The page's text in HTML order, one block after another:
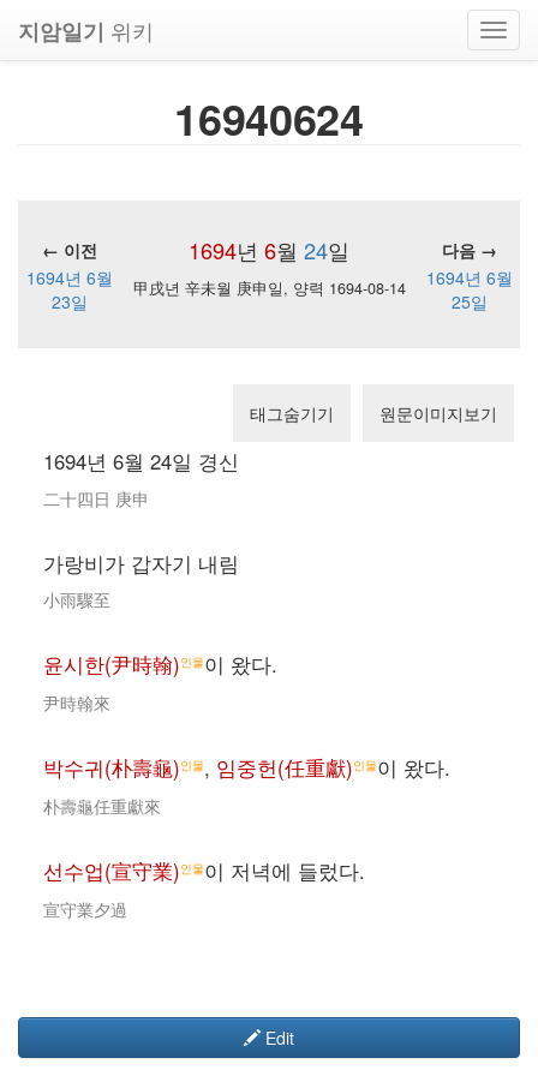
지암일기 위키
16940624
1694년 6월 24일
← 이전
다음 →
1694년 6월
23일
甲戌년 辛未월 庚申일, 양력 1694-08-14
1694년 6월
25일
태그숨기기 원문이미지보기
1694년 6월 24일 경신
二十四日 庚申
가랑비가 갑자기 내림
小雨驟至
윤시한(尹時翰)인물이 왔다.
尹時翰來
박수귀(朴壽龜)인물, 임중헌(任重獻)인물이 왔다.
朴壽龜任重獻來
선수업(宣守業)인물이 저녁에 들렀다.
宣守業夕過
Edit